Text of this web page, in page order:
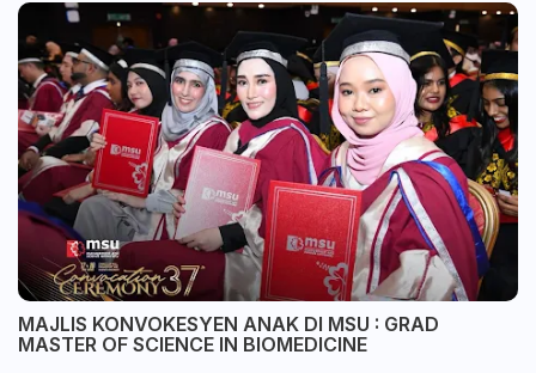
MAJLIS KONVOKESYEN ANAK DI MSU : GRAD
MASTER OF SCIENCE IN BIOMEDICINE